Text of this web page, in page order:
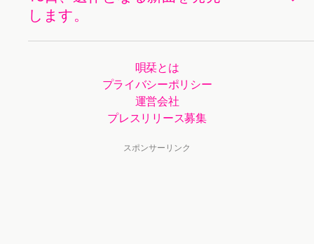
します。
唄栞とは
プライバシーポリシー
運営会社
プレスリリース募集
スポンサーリンク